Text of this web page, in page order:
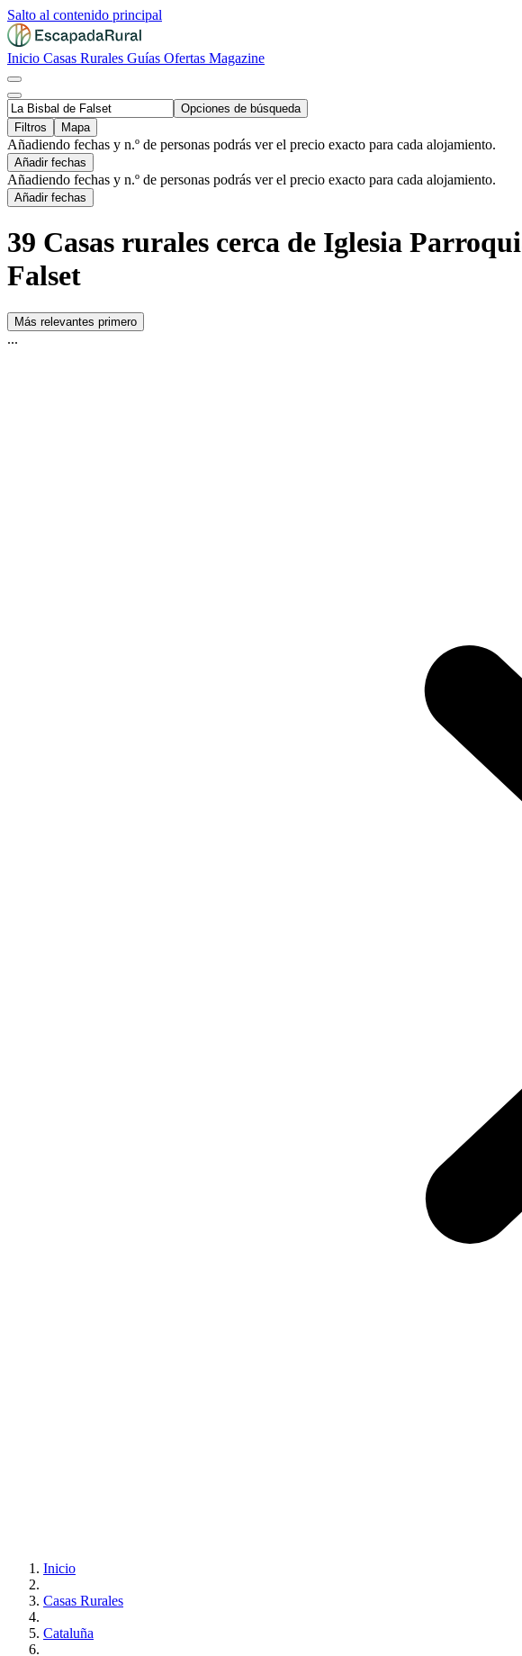
Salto al contenido principal
Inicio Casas Rurales Guías Ofertas Magazine
Opciones de búsqueda
Filtros
Mapa
Añadiendo fechas y n.º de personas podrás ver el precio exacto para cada alojamiento.
Añadir fechas
Añadiendo fechas y n.º de personas podrás ver el precio exacto para cada alojamiento.
Añadir fechas
39 Casas rurales cerca de Iglesia
Falset
Más relevantes primero
...
Inicio
Casas Rurales
Cataluña